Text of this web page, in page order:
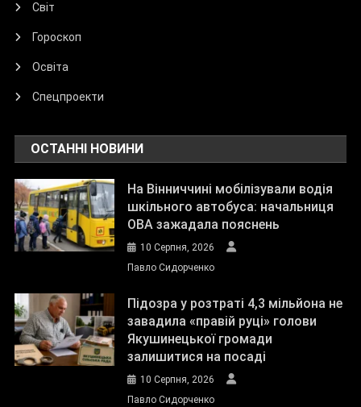
Світ
Гороскоп
Освіта
Спецпроекти
ОСТАННІ НОВИНИ
На Вінниччині мобілізували водія
шкільного автобуса: начальниця
ОВА зажадала пояснень
10 Серпня, 2026
Павло Сидорченко
Підозра у розтраті 4,3 мільйона не
завадила «правій руці» голови
Якушинецької громади
залишитися на посаді
10 Серпня, 2026
Павло Сидорченко